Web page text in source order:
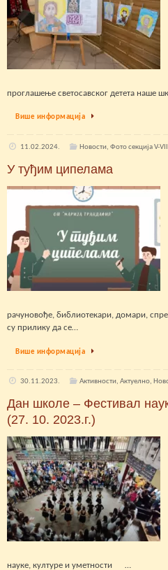
проглашење светосавског детета наше
Више информација
11.02.2024. Новости,Фото секција V-
У туђим ципелама
рачуновође, библиотекари, домари,
су прилику да се…
Више информација
30.11.2023. Активности,Актуелно,
Дан школе – Фестивал
(27. 10. 2023.г.)
науке, културе и уметности …